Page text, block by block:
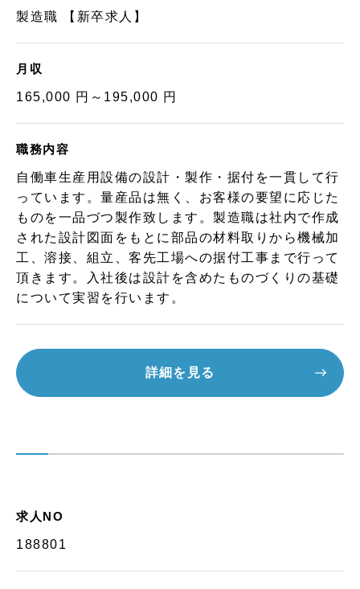
製造職 【新卒求人】
月収
165,000 円～195,000 円
職務内容
自働車生産用設備の設計・製作・据付を一貫して行
っています。量産品は無く、お客様の要望に応じた
ものを一品づつ製作致します。製造職は社内で作成
された設計図面をもとに部品の材料取りから機械加
工、溶接、組立、客先工場への据付工事まで行って
頂きます。入社後は設計を含めたものづくりの基礎
について実習を行います。
詳細を見る
求人NO
188801